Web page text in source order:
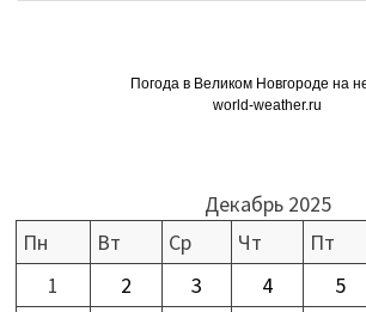
Погода в Великом Новгороде на
world-weather.ru
Декабрь 2025
Пн
Вт Ср Чт Пт
1
2 3 4 5